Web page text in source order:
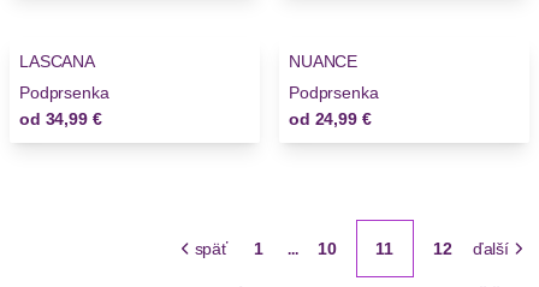
LASCANA
Podprsenka
od 34,99 €
NUANCE
Podprsenka
od 24,99 €
späť 1 ... 10 11 12 ďalší